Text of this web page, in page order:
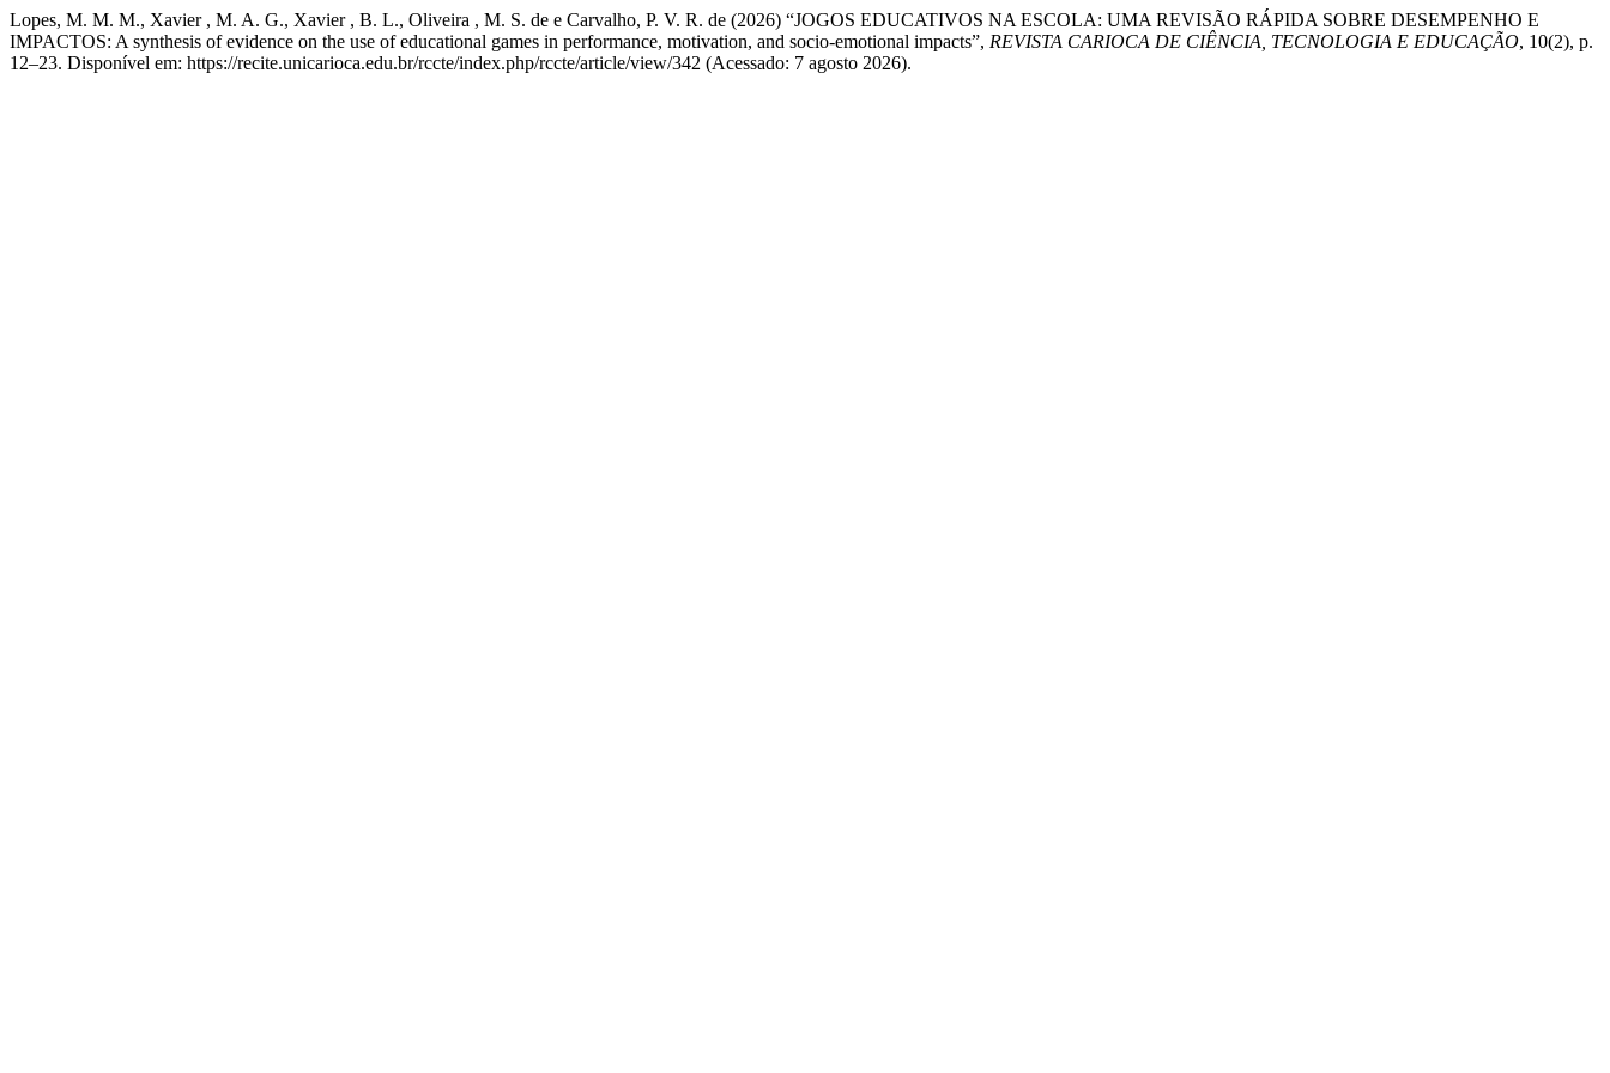
Lopes, M. M. M., Xavier , M. A. G., Xavier , B. L., Oliveira , M. S. de e Carvalho, P. V. R. de (2026) “JOGOS EDUCATIVOS NA ESCOLA: UMA REVISÃO RÁPIDA SOBRE DESEMPENHO E
IMPACTOS: A synthesis of evidence on the use of educational games in performance, motivation, and socio-emotional impacts”, REVISTA CARIOCA DE CIÊNCIA, TECNOLOGIA E EDUCAÇÃO, 10(2), p.
12–23. Disponível em: https://recite.unicarioca.edu.br/rccte/index.php/rccte/article/view/342 (Acessado: 7 agosto 2026).